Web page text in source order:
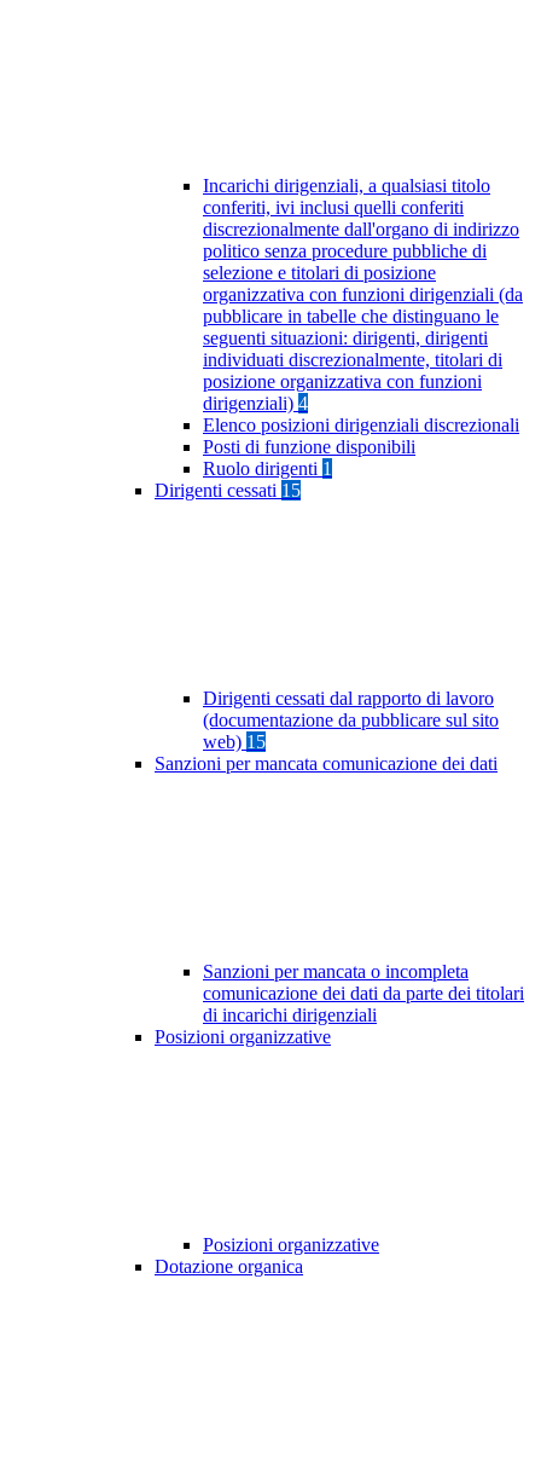
Incarichi dirigenziali, a qualsiasi titolo
conferiti, ivi inclusi quelli conferiti
discrezionalmente dall'organo di indirizzo
politico senza procedure pubbliche di
selezione e titolari di posizione
organizzativa con funzioni dirigenziali (da
pubblicare in tabelle che distinguano le
seguenti situazioni: dirigenti, dirigenti
individuati discrezionalmente, titolari di
posizione organizzativa con funzioni
dirigenziali) 4
Elenco posizioni dirigenziali discrezionali
Posti di funzione disponibili
Ruolo dirigenti 1
Dirigenti cessati 15
Dirigenti cessati dal rapporto di lavoro
(documentazione da pubblicare sul sito
web) 15
Sanzioni per mancata comunicazione dei dati
Sanzioni per mancata o incompleta
comunicazione dei dati da parte dei titolari
di incarichi dirigenziali
Posizioni organizzative
Posizioni organizzative
Dotazione organica